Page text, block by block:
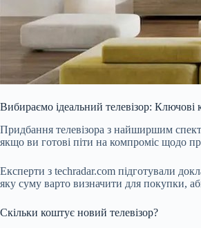
Вибираємо ідеальний телевізор: Ключові
Придбання телевізора з найширшим
якщо ви готові піти на компроміс щодо
Експерти з techradar.com підготували
яку суму варто визначити для покупки,
Скільки коштує новий телевізор?